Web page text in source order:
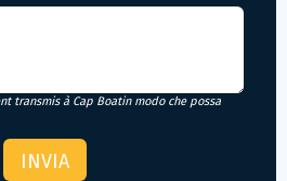
transmis à Cap Boatin modo che possa